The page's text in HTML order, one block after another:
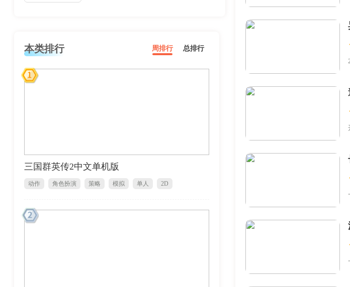
本类排行 周排行 总排行
三国群英传2中文单机版
动作 角色扮演 策略 模拟 单人 2D